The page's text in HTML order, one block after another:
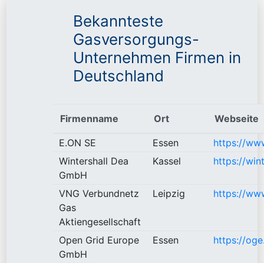
Bekannteste
Gasversorgungs-
Unternehmen Firmen in
Deutschland
Firmenname Ort Webseite
E.ON SE Essen
https://
Wintershall Dea
GmbH
Kassel https://
VNG Verbundnetz
Gas
Aktiengesellschaft
Leipzig https://
Open Grid Europe
GmbH
Essen https://